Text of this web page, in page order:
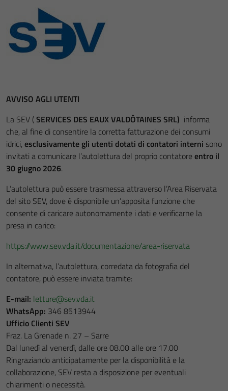
AVVISO AGLI UTENTI
La SEV ( SERVICES DES EAUX VALDÔTAINES SRL) informa
che, al fine di consentire la corretta fatturazione dei consumi
idrici, esclusivamente gli utenti dotati di contatori interni sono
invitati a comunicare l’autolettura del proprio contatoreentro il
30 giugno 2026.
L’autolettura può essere trasmessa attraverso l’Area Riservata
del sito SEV, dove è disponibile un’apposita funzione che
consente di caricare autonomamente i dati e verificarne la
presa in carico:
https://www.sev.vda.it/documentazione/area-riservata
In alternativa, l’autolettura, corredata da fotografia del
contatore, può essere inviata tramite:
E-mail: letture@sev.vda.it
WhatsApp: 346 8513944
Ufficio Clienti SEV
Fraz. La Grenade n. 27 – Sarre
Dal lunedì al venerdì, dalle ore 08.00 alle ore 17.00
Ringraziando anticipatamente per la disponibilità e la
collaborazione, SEV resta a disposizione per eventuali
chiarimenti o necessità.